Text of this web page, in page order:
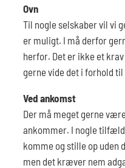
Ovn
Til nogle selskaber vil vi
er muligt. I må derfor
herfor. Det er ikke et
gerne vide det i forhold
Ved ankomst
Der må meget gerne
ankommer. I nogle
komme og stille op uden
men det kræver nem